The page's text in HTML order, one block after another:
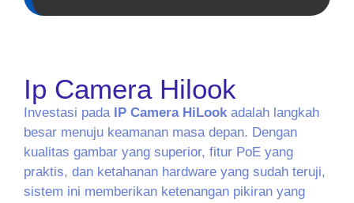
Ip Camera Hilook
Investasi pada IP Camera HiLookadalah langkah
besar menuju keamanan masa depan. Dengan
kualitas gambar yang superior, fitur PoE yang
praktis, dan ketahanan hardware yang sudah teruji,
sistem ini memberikan ketenangan pikiran yang